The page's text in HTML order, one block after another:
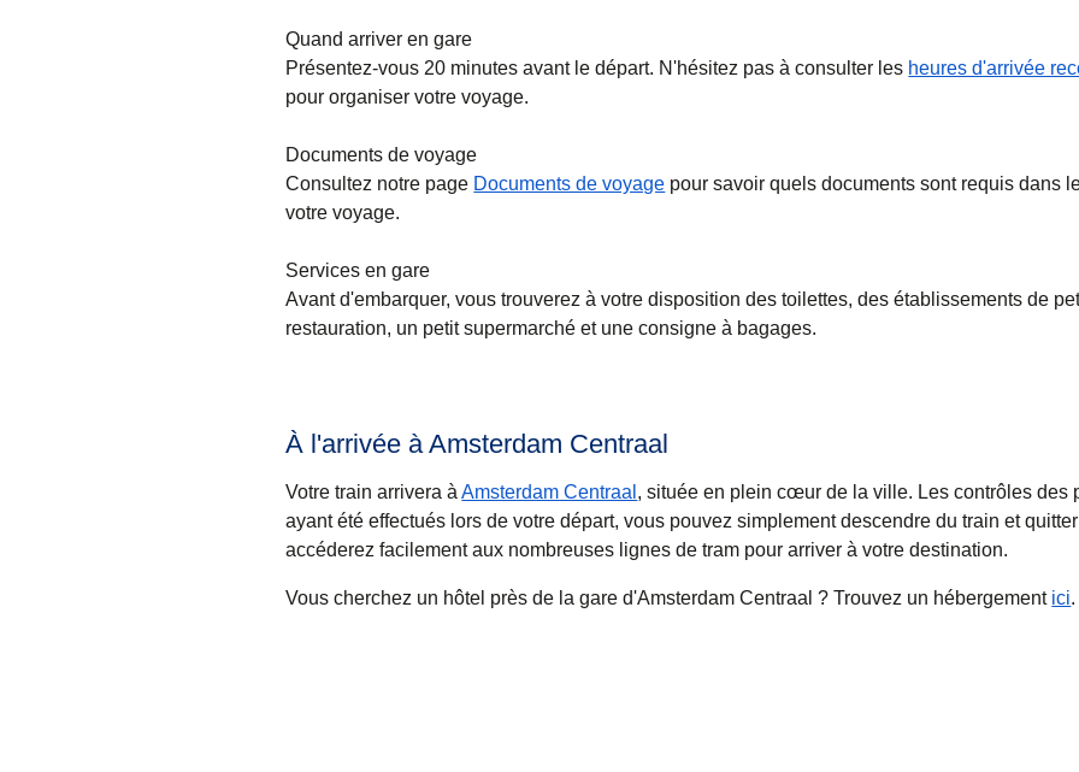
Quand arriver en gare
Présentez-vous 20 minutes avant le départ. N'hésitez pas à consulter les heures d'arrivée
pour organiser votre voyage.
Documents de voyage
Consultez notre page Documents de voyage pour savoir quels documents sont requis dans
votre voyage.
Services en gare
Avant d'embarquer, vous trouverez à votre disposition des toilettes, des établissements de
restauration, un petit supermarché et une consigne à bagages.
À l'arrivée à Amsterdam Centraal
Votre train arrivera àAmsterdam Centraal , située en plein cœur de la ville. Les contrôles des
ayant été effectués lors de votre départ, vous pouvez simplement descendre du train et
accéderez facilement aux nombreuses lignes de tram pour arriver à votre destination.
Vous cherchez un hôtel près de la gare d'Amsterdam Centraal ? Trouvez un hébergement ici.